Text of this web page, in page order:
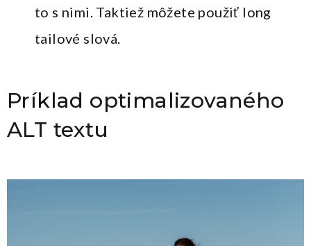
to s nimi. Taktiež môžete použiť long
tailové slová.
Príklad optimalizovaného
ALT textu